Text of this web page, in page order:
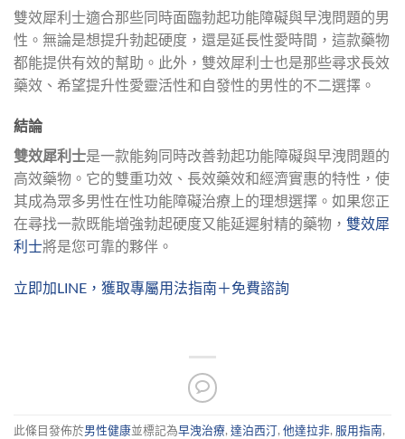
雙效犀利士適合那些同時面臨勃起功能障礙與早洩問題的男
性。無論是想提升勃起硬度，還是延長性愛時間，這款藥物
都能提供有效的幫助。此外，雙效犀利士也是那些尋求長效
藥效、希望提升性愛靈活性和自發性的男性的不二選擇。
結論
雙效犀利士是一款能夠同時改善勃起功能障礙與早洩問題的
高效藥物。它的雙重功效、長效藥效和經濟實惠的特性，使
其成為眾多男性在性功能障礙治療上的理想選擇。如果您正
在尋找一款既能增強勃起硬度又能延遲射精的藥物， 雙效犀
利士將是您可靠的夥伴。
立即加LINE，獲取專屬用法指南＋免費諮詢
此條目發佈於男性健康並標記為早洩治療, 達泊西汀 , 他達拉非, 服用指南,